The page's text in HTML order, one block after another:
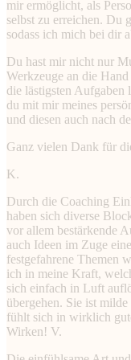
mir ermöglicht, als
selbst zu erreichen. Du
sodass ich mich bei dir
Du hast mir nicht nur
Werkzeuge an die
die lästigsten Aufgaben
du mit mir meines
und diesen auch nach
Ganz vielen Dank für
K.
Durch die Coaching
haben sich diverse
vor allem bestärkende
auch Ideen im Zuge
festgefahrene Themen
ich in meine Kraft,
sich einfach in Luft
übergehen. Sie ist
fühlt sich in wirklich
Wirken! V.